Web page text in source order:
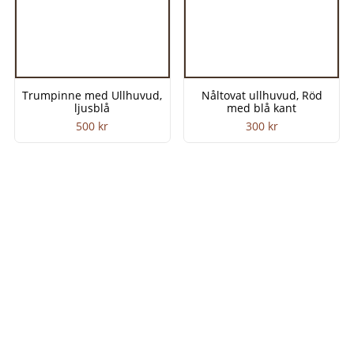
Trumpinne med Ullhuvud,
ljusblå
500 kr
Nåltovat ullhuvud, Röd
med blå kant
300 kr